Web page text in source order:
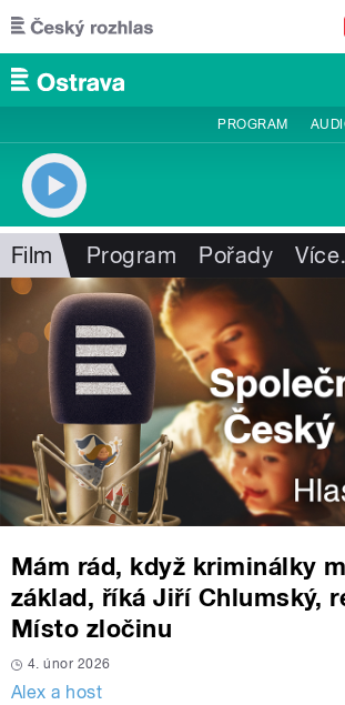
Přejít k hlavnímu obsahu
PROGRAM
Film Program Pořady Více
Mám rád, když kriminálky
základ, říká Jiří Chlumský,
Místo zločinu
4. únor 2026
Alex a host